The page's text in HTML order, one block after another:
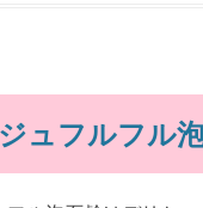
ュフルフル